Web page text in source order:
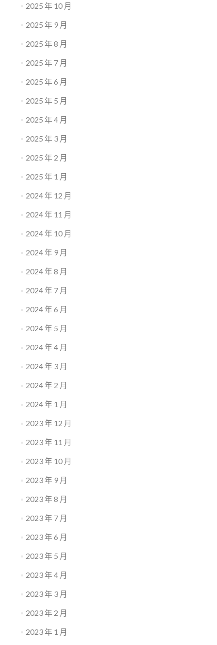
2025 年 10 月
2025 年 9 月
2025 年 8 月
2025 年 7 月
2025 年 6 月
2025 年 5 月
2025 年 4 月
2025 年 3 月
2025 年 2 月
2025 年 1 月
2024 年 12 月
2024 年 11 月
2024 年 10 月
2024 年 9 月
2024 年 8 月
2024 年 7 月
2024 年 6 月
2024 年 5 月
2024 年 4 月
2024 年 3 月
2024 年 2 月
2024 年 1 月
2023 年 12 月
2023 年 11 月
2023 年 10 月
2023 年 9 月
2023 年 8 月
2023 年 7 月
2023 年 6 月
2023 年 5 月
2023 年 4 月
2023 年 3 月
2023 年 2 月
2023 年 1 月